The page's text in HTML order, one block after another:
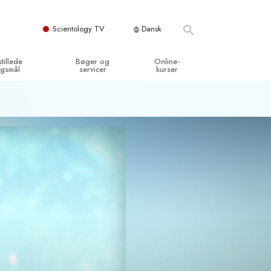
Scientology TV Dansk
grundprincipper
Kirke
Bøger og
servicer
Online-
kurser
Løsninger til farlige omgivelser